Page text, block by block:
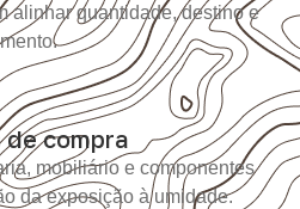
alinhar quantidade, destino e
compra
mobiliário e componentes
da exposição à umidade.